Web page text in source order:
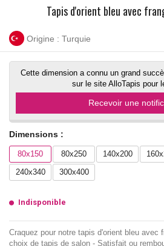
Tapis d'orient bleu avec
Origine : Turquie
Cette dimension a connu un grand
sur le site AlloTapis pour
Recevoir une
Dimensions :
80x150 80x250 140x200
240x340
300x400
Indisponible
Craquez pour notre tapis d'orient bleu avec
choix de tapis de salon - Satisfait ou